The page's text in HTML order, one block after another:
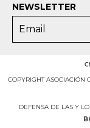
NEWSLETTER
COPYRIGHT ASOCIACIÓN
DEFENSA DE LAS Y